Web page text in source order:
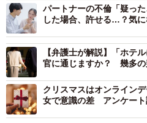
浮気への仕返し方法TOP5（提供画像）
パートナーの不倫「疑っ
した場合、許せる…？気
【弁護士が解説】「ホテ
官に通じますか？ 幾多の
クリスマスはオンライン
女で意識の差 アンケート